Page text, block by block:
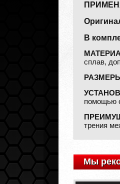
В
сплав,
помощью
трения
Мы